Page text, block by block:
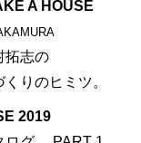
A HOUSE
拓志の
りのヒミツ。
2019